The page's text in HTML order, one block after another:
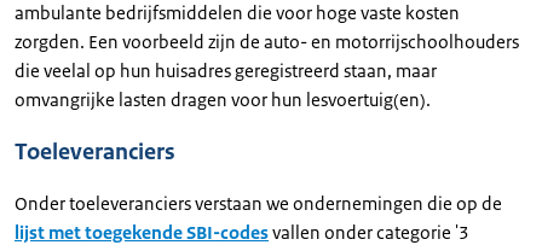
ambulante bedrijfsmiddelen die voor hoge vaste kosten
zorgden. Een voorbeeld zijn de auto- en motorrijschoolhouders
die veelal op hun huisadres geregistreerd staan, maar
omvangrijke lasten dragen voor hun lesvoertuig(en).
Toeleveranciers
Onder toeleveranciers verstaan we ondernemingen die op de
lijst met toegekende SBI-codesvallen onder categorie '3